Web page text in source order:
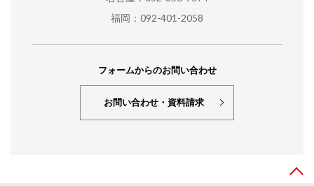
福岡：092-401-2058
フォームからのお問い合わせ
お問い合わせ・資料請求